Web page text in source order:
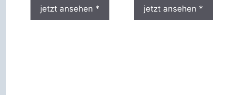
jetzt ansehen * jetzt ansehen *